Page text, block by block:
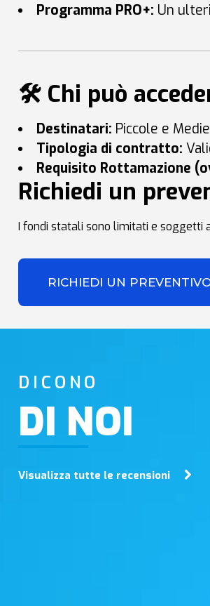
Programma PRO+: Un
🛠️ Chi può
Destinatari: Piccole e
Tipologia di contratto:
Requisito Rottamazione
Richiedi un
I fondi statali sono limitati e soggetti
RICHIEDI UN
DICONO
DI NOI
Visualizza tutte le recensioni